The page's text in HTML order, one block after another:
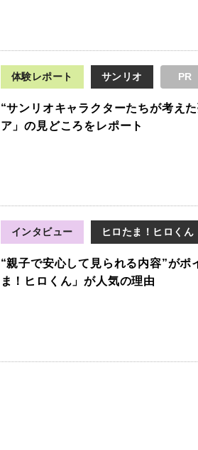
体験レポート サンリオ PR
“サンリオキャラクターたちが考え
ア」の見どころをレポート
インタビュー ヒロたま！ヒロくん
“親子で安心して見られる内容”が
ま！ヒロくん」が人気の理由